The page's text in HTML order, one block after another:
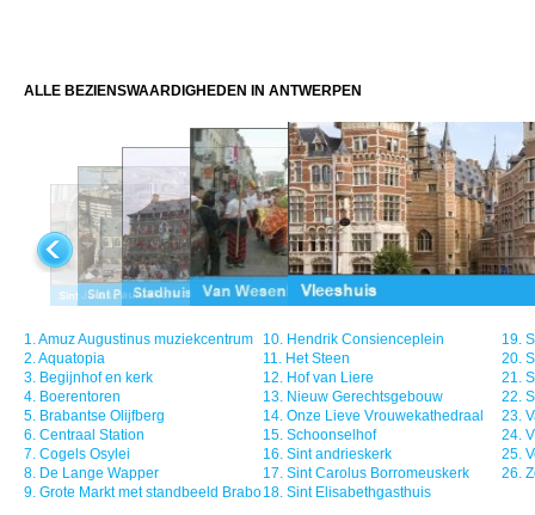
ALLE BEZIENSWAARDIGHEDEN IN ANTWERPEN
1.Amuz Augustinus muziekcentrum
2.Aquatopia
3. Begijnhof en kerk
4. Boerentoren
5. Brabantse Olijfberg
6. Centraal Station
7. Cogels Osylei
8. De Lange Wapper
9. Grote Markt met standbeeld Brabo
10. Hendrik Consienceplein
11. Het Steen
12. Hof van Liere
13. Nieuw Gerechtsgebouw
14. Onze Lieve Vrouwekathedraal
15. Schoonselhof
16. Sint andrieskerk
17. Sint Carolus Borromeuskerk
18. Sint Elisabethgasthuis
19.
20.
21.
22.
23.
24.
25.
26.